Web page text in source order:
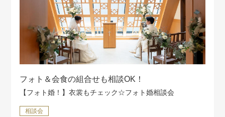
フォト＆会食の組合せも相談OK！
【フォト婚！】衣裳もチェック☆フォト婚相談会
相談会